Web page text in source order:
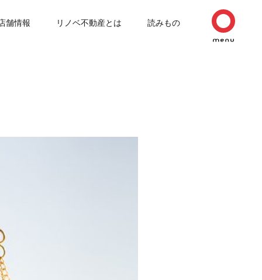
舗情報 リノベ不動産とは 読みもの